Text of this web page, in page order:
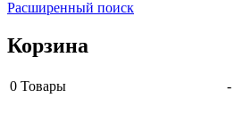
Расширенный поиск
Корзина
0 Товары -